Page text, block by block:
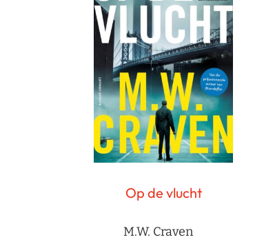
Op de vlucht
M.W. Craven